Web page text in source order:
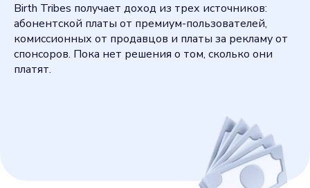
Birth Tribes получает доход из трех источников:
абонентской платы от премиум-пользователей,
комиссионных от продавцов и платы за рекламу от
спонсоров. Пока нет решения о том, сколько они
платят.